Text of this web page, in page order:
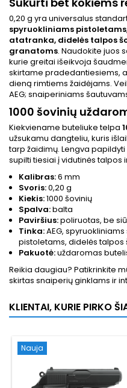
0,20 g yra universalus
spyruokliniams
atatranka, didelės talpos
granatoms. Naudokite juos
kurie greitai išeikvoja
skirtame pradedantiesiems,
dieną rimtiems žaidėjams.
AEG; snaiperiniams
1000 šovinių
Kiekviename buteliuke telpa
užsukamu dangteliu, kuris
tarp žaidimų. Lengva
supilti tiesiai į vidutinės talpos
Kalibras:6 mm
Svoris:0,20 g
Kiekis:1000 šovinių
Spalva:balta
Paviršius:poliruotas, be
Tinka:AEG,
pistoletams, didelės
Pakuotė:uždaromas
Reikia daugiau? Patikrinkite
skirtas snaiperių ginklams ir
KLIENTAI, KURIE PIRKO
Nauja